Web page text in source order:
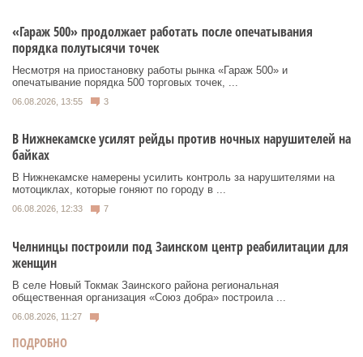
«Гараж 500» продолжает работать после опечатывания
порядка полутысячи точек
Несмотря на приостановку работы рынка «Гараж 500» и
опечатывание порядка 500 торговых точек, ...
06.08.2026, 13:55 3
В Нижнекамске усилят рейды против ночных нарушителей на
байках
В Нижнекамске намерены усилить контроль за нарушителями на
мотоциклах, которые гоняют по городу в ...
06.08.2026, 12:33 7
Челнинцы построили под Заинском центр реабилитации для
женщин
В селе Новый Токмак Заинского района региональная
общественная организация «Союз добра» построила ...
06.08.2026, 11:27
ПОДРОБНО